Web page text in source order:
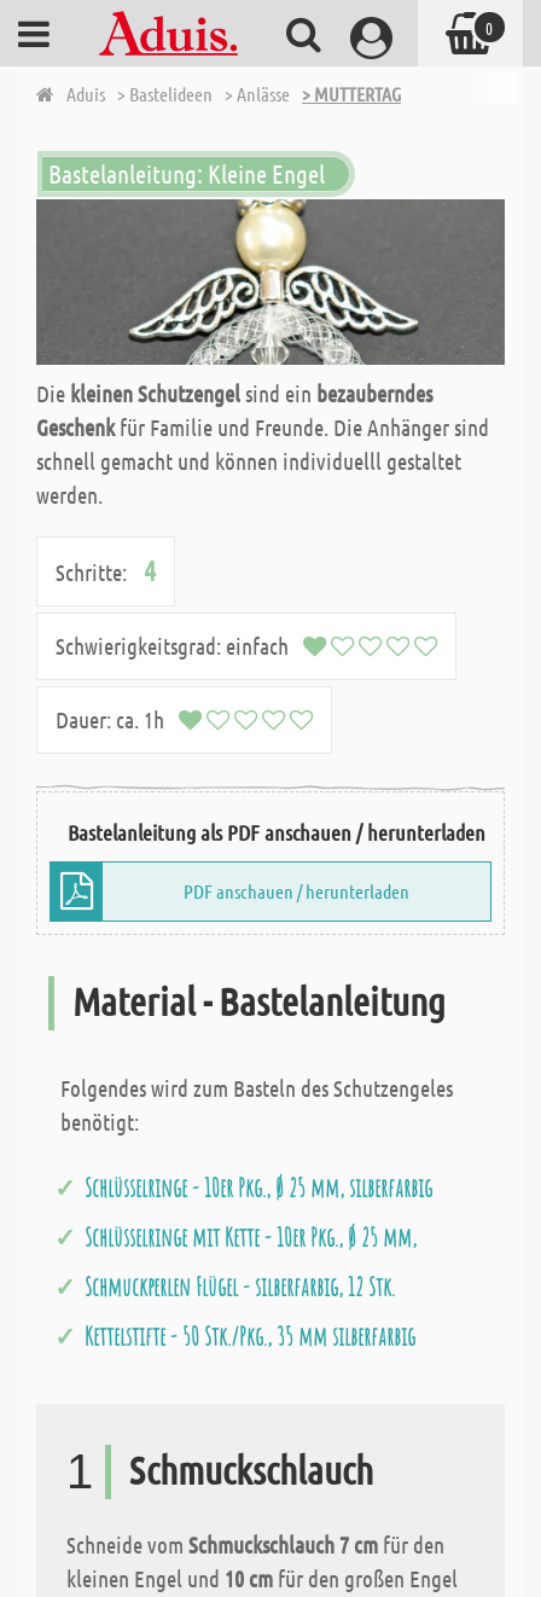
Aduis > Bastelideen > Anlässe > MUTTERTAG
Bastelanleitung: Kleine Engel
Die kleinen Schutzengelsind ein bezauberndes
Geschenkfür Familie und Freunde. Die Anhänger sind
schnell gemacht und können individuelll gestaltet
werden.
Schritte: 4
Schwierigkeitsgrad: einfach
Dauer: ca. 1h
Bastelanleitung als PDF anschauen / herunterladen
PDF anschauen / herunterladen
Material - Bastelanleitung
Folgendes wird zum Basteln des Schutzengeles
benötigt:
Schlüsselringe - 10er Pkg., Ø 25 mm, silberfarbig
Schlüsselringe mit Kette - 10er Pkg., Ø 25 mm,
Schmuckperlen Flügel - silberfarbig, 12 Stk.
Kettelstifte - 50 Stk./Pkg., 35 mm silberfarbig
1 Schmuckschlauch
Schneide vom Schmuckschlauch 7 cm für den
kleinen Engel und 10 cm für den großen Engel
0